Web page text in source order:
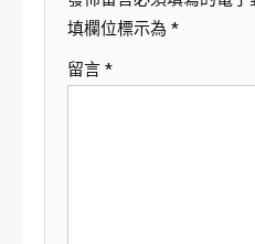
填欄位標示為 *
留言 *